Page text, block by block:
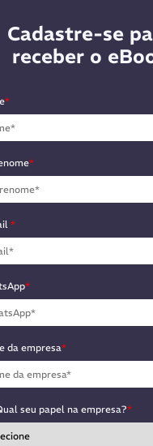
Cadastre-se
receber o
*
*
*
*
da empresa*
seu papel na empresa?*